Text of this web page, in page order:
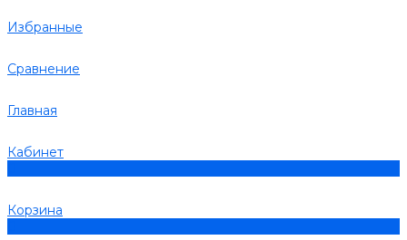
Избранные
Сравнение
Главная
Кабинет
Корзина